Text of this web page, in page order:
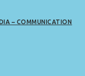
– COMMUNICATION